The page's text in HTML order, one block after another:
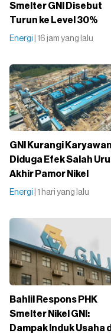
Smelter GNI Disebut
Turun ke Level 30%
Energi | 16 jam yang lalu
GNI Kurangi
Diduga Efek Salah
Akhir Pamor Nikel
Energi | 1 hari yang lalu
Bahlil Respons PHK
Smelter Nikel GNI:
Dampak Induk Usaha